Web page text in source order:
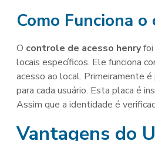
Como Funciona o
O controle de acesso henryfoi
locais específicos. Ele funciona
acesso ao local. Primeiramente
para cada usuário. Esta placa é
Assim que a identidade é
Vantagens do